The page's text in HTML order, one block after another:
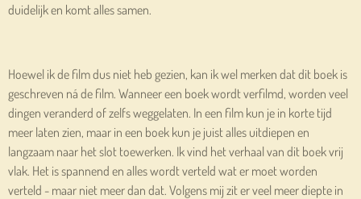
duidelijk en komt alles samen.
Hoewel ik de film dus niet heb gezien, kan ik wel merken dat dit boek is
geschreven ná de film. Wanneer een boek wordt verfilmd, worden veel
dingen veranderd of zelfs weggelaten. In een film kun je in korte tijd
meer laten zien, maar in een boek kun je juist alles uitdiepen en
langzaam naar het slot toewerken. Ik vind het verhaal van dit boek vrij
vlak. Het is spannend en alles wordt verteld wat er moet worden
verteld - maar niet meer dan dat. Volgens mij zit er veel meer diepte in